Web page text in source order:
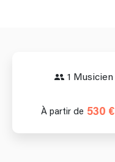
1 Musicien
À partir de 530 €